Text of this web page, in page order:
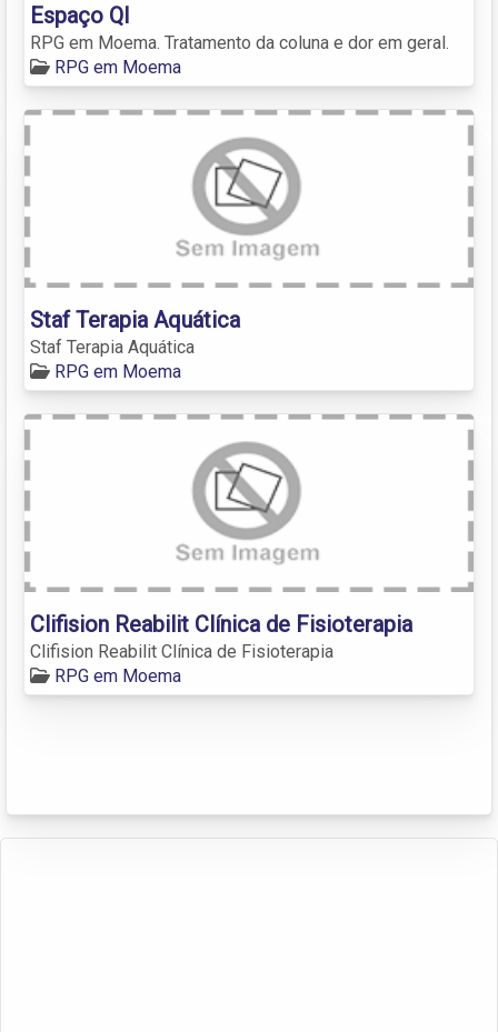
Espaço QI
RPG em Moema. Tratamento da coluna e dor em geral.
RPG em Moema
Staf Terapia Aquática
Staf Terapia Aquática
RPG em Moema
Clifision Reabilit Clínica de Fisioterapia
Clifision Reabilit Clínica de Fisioterapia
RPG em Moema